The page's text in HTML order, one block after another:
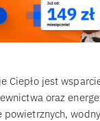
Ciepło jest
oraz
powietrznych,